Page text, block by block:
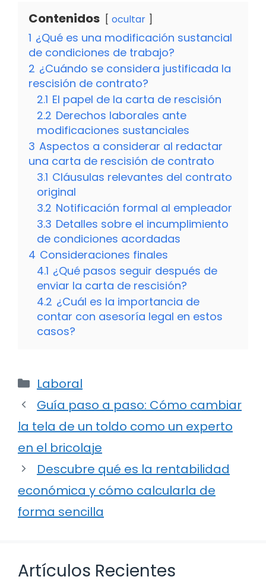
Contenidos ocultar
1 ¿Qué es una modificación sustancial
de condiciones de trabajo?
2 ¿Cuándo se considera justificada la
rescisión de contrato?
2.1 El papel de la carta de rescisión
2.2 Derechos laborales ante
modificaciones sustanciales
3 Aspectos a considerar al redactar
una carta de rescisión de contrato
3.1 Cláusulas relevantes del contrato
original
3.2 Notificación formal al empleador
3.3 Detalles sobre el incumplimiento
de condiciones acordadas
4 Consideraciones finales
4.1 ¿Qué pasos seguir después de
enviar la carta de rescisión?
4.2 ¿Cuál es la importancia de
contar con asesoría legal en estos
casos?
Categorías
Laboral
Guía paso a paso: Cómo cambiar
la tela de un toldo como un experto
en el bricolaje
Descubre qué es la rentabilidad
económica y cómo calcularla de
forma sencilla
Artículos Recientes